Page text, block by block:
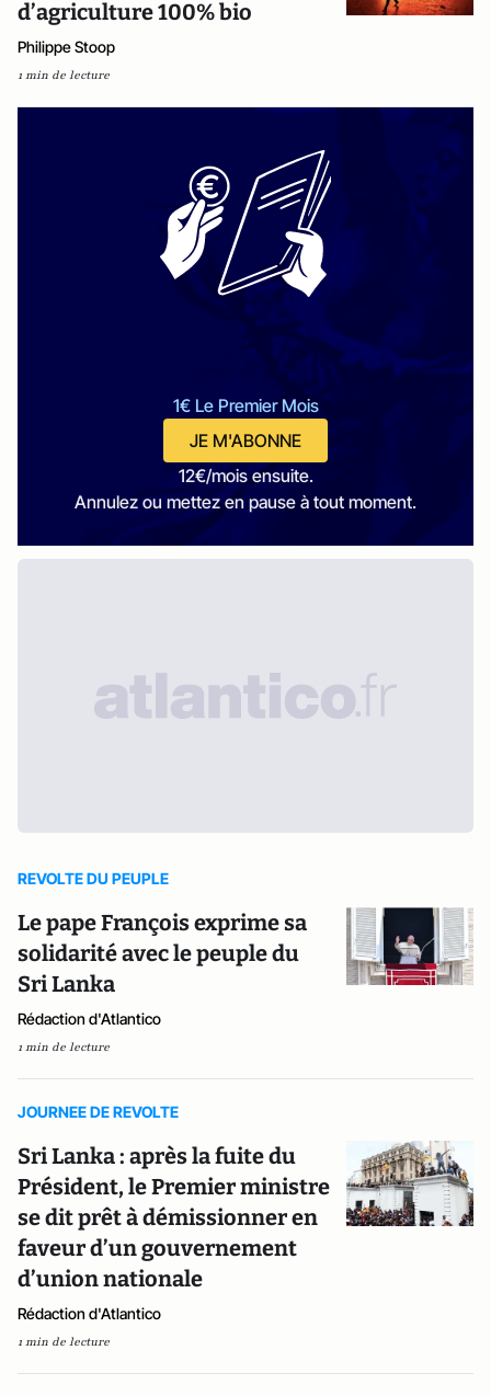
d’agriculture 100% bio
Philippe Stoop
1 min de lecture
1€ Le Premier Mois
JE M'ABONNE
12€/mois ensuite.
Annulez ou mettez en pause à tout moment.
REVOLTE DU PEUPLE
Le pape François exprime sa
solidarité avec le peuple du
Sri Lanka
Rédaction d'Atlantico
1 min de lecture
JOURNEE DE REVOLTE
Sri Lanka : après la fuite du
Président, le Premier ministre
se dit prêt à démissionner en
faveur d’un gouvernement
d’union nationale
Rédaction d'Atlantico
1 min de lecture